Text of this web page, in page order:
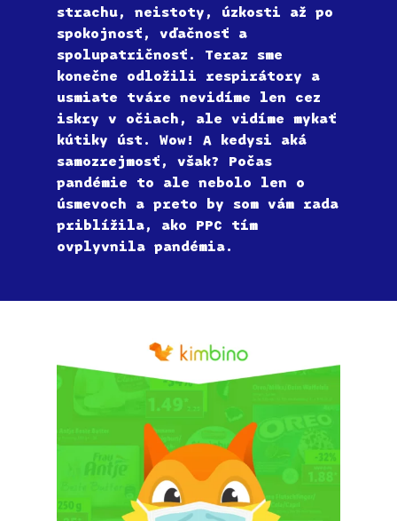
strachu, neistoty, úzkosti až po
spokojnosť, vďačnosť a
spolupatričnosť. Teraz sme
konečne odložili respirátory a
usmiate tváre nevidíme len cez
iskry v očiach, ale vidíme mykať
kútiky úst. Wow! A kedysi aká
samozrejmosť, však? Počas
pandémie to ale nebolo len o
úsmevoch a preto by som vám rada
priblížila, ako PPC tím
ovplyvnila pandémia.